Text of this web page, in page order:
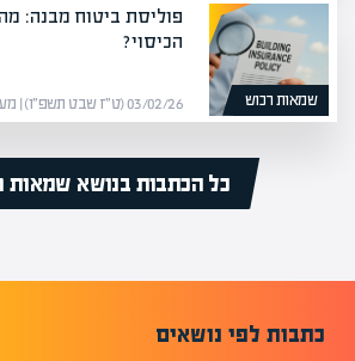
שמאות רכוש
פוליסת ביטוח מבנה:
הכיסוי?
03/02/26 (ט״ז שבט תשפ״ו) | מערכת אפיק
כל הכתבות בנושא שמאות
כתבות לפי נושאים